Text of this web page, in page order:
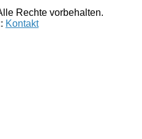
Rechte vorbehalten.
Kontakt